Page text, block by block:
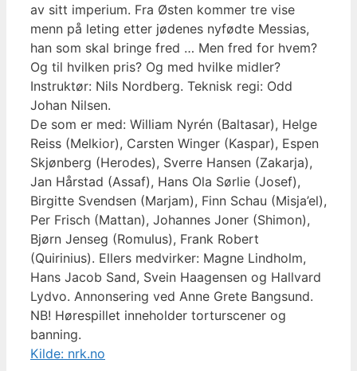
av sitt imperium. Fra Østen kommer tre vise
menn på leting etter jødenes nyfødte Messias,
han som skal bringe fred … Men fred for hvem?
Og til hvilken pris? Og med hvilke midler?
Instruktør: Nils Nordberg. Teknisk regi: Odd
Johan Nilsen.
De som er med: William Nyrén (Baltasar), Helge
Reiss (Melkior), Carsten Winger (Kaspar), Espen
Skjønberg (Herodes), Sverre Hansen (Zakarja),
Jan Hårstad (Assaf), Hans Ola Sørlie (Josef),
Birgitte Svendsen (Marjam), Finn Schau (Misja’el),
Per Frisch (Mattan), Johannes Joner (Shimon),
Bjørn Jenseg (Romulus), Frank Robert
(Quirinius). Ellers medvirker: Magne Lindholm,
Hans Jacob Sand, Svein Haagensen og Hallvard
Lydvo. Annonsering ved Anne Grete Bangsund.
NB! Hørespillet inneholder torturscener og
banning.
Kilde: nrk.no